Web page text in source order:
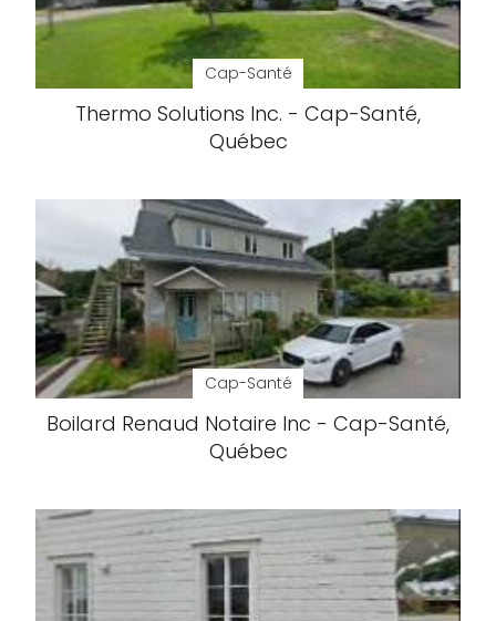
Cap-Santé
Thermo Solutions Inc. - Cap-Santé,
Québec
Cap-Santé
Boilard Renaud Notaire Inc - Cap-Santé,
Québec